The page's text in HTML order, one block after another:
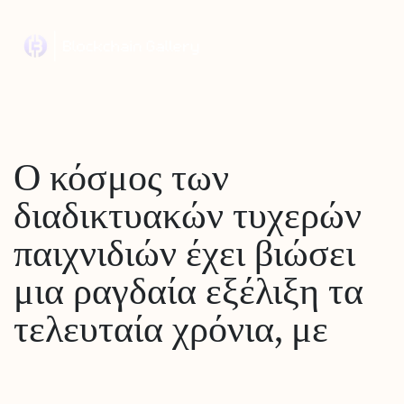
Ο κόσμος των
διαδικτυακών τυχερών
παιχνιδιών έχει βιώσει
μια ραγδαία εξέλιξη τα
τελευταία χρόνια, με